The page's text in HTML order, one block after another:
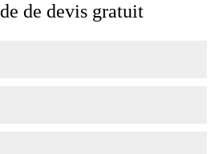
de devis gratuit